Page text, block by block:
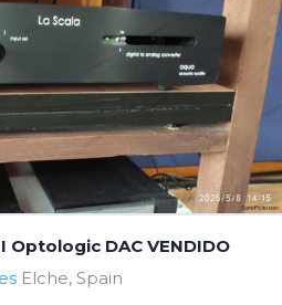
Optologic DAC VENDIDO
Elche, Spain